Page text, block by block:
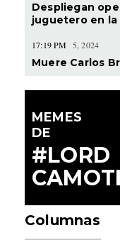
Despliegan
juguetero en
17:19 PM 5, 2024
Muere Carlos
MEMES
DE
#LORD
Columnas